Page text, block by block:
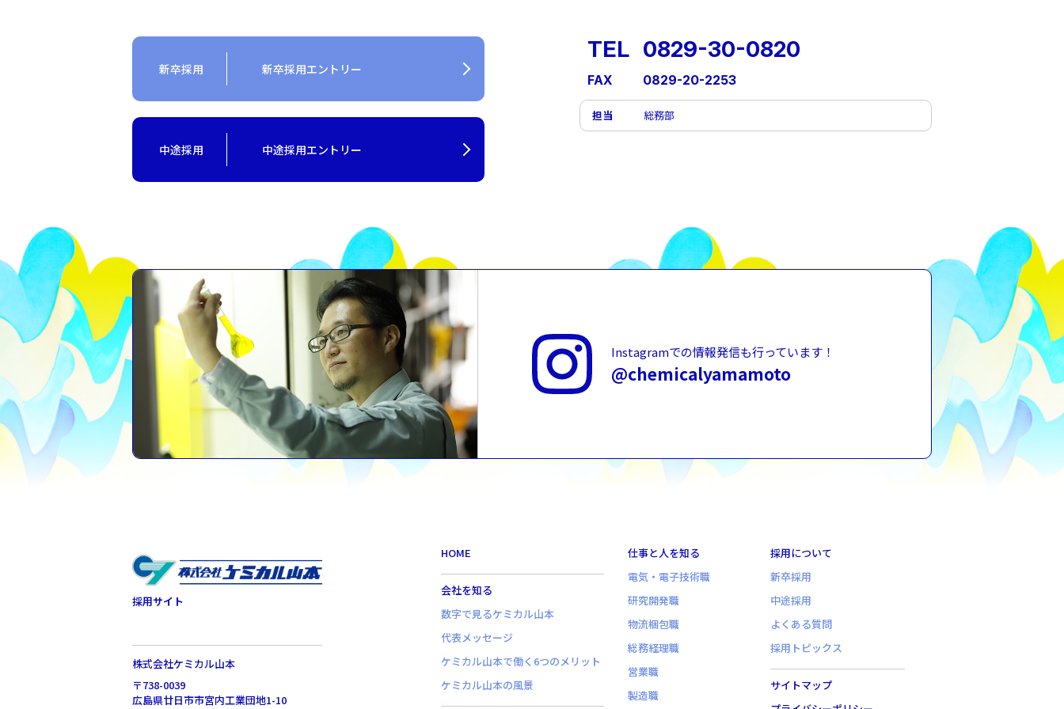
新卒採用 新卒採用エントリー
中途採用 中途採用エントリー
TEL 0829-30-0820
FAX 0829-20-2253
担当 総務部
Instagramでの情報発信も行っています！
@chemicalyamamoto
採用サイト
株式会社ケミカル山本
〒738-0039
広島県廿日市市宮内工業団地1-10
HOME
会社を知る
数字で見るケミカル山本
代表メッセージ
ケミカル山本で働く6つのメリット
ケミカル山本の風景
仕事と人を知る
電気・電子技術職
研究開発職
物流梱包職
総務経理職
営業職
製造職
採用について
新卒採用
中途採用
よくある質問
採用トピックス
サイトマップ